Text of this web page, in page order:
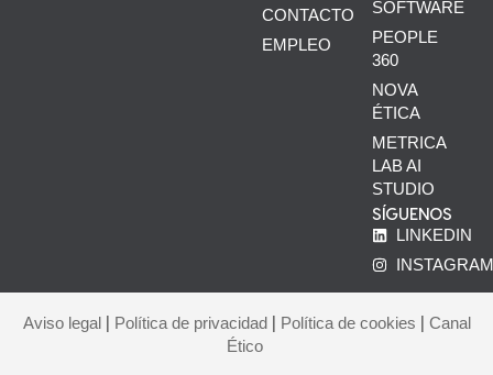
CONTACTO
EMPLEO
SOFTWARE
PEOPLE
360
NOVA
ÉTICA
METRICA
LAB AI
STUDIO
SÍGUENOS
LINKEDIN
Aviso legal| Política de privacidad| Política de cookies | Canal
Ético